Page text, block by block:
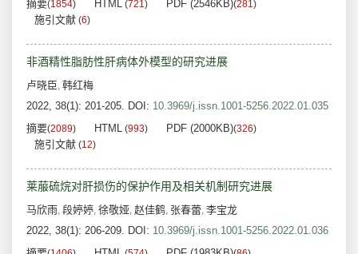
摘要(1854) HTML (721) PDF (2546KB)(281)
施引文献 (6)
非酒精性脂肪性肝病体外模型的研究进展
卢晓臣, 韩红梅
2022, 38(1): 201-205. DOI: 10.3969/j.issn.1001-5256.2022.01.035
摘要(2089) HTML (993) PDF (2000KB)(326)
施引文献 (12)
莱菔硫烷对肝损伤的保护作用及相关机制研究进展
马欣雨, 段婷婷, 徐敬娅, 赵佳鹤, 张春蕾, 李宝龙
2022, 38(1): 206-209. DOI: 10.3969/j.issn.1001-5256.2022.01.036